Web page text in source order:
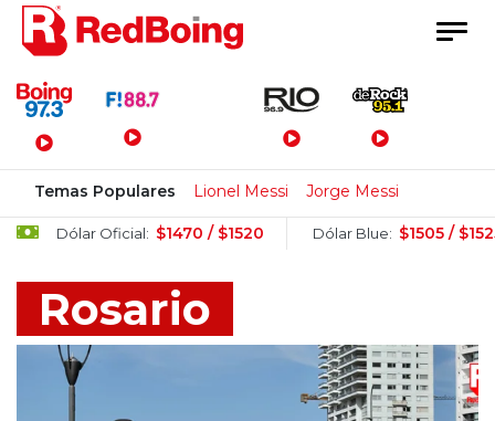
Menú Principal
Temas Populares Lionel Messi Jorge Messi
Oficial: $1470 / $1520 Dólar Blue: $1505 / $1525
Rosario